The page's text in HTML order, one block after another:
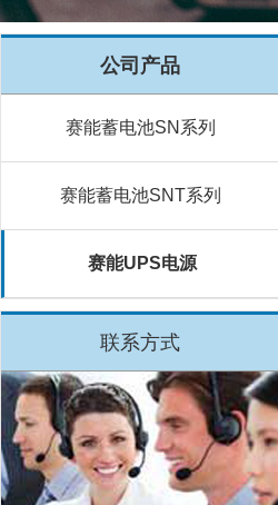
公司产品
赛能蓄电池SN系列
赛能蓄电池SNT系列
赛能UPS电源
联系方式